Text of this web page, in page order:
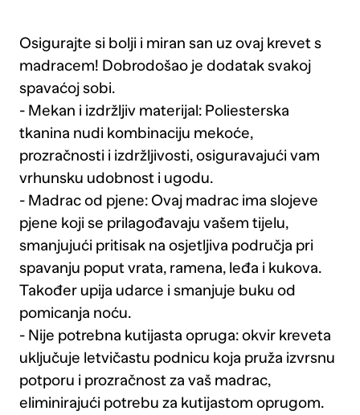
Osigurajte si bolji i miran san uz ovaj krevet s
madracem! Dobrodošao je dodatak svakoj
spavaćoj sobi.
- Mekan i izdržljiv materijal: Poliesterska
tkanina nudi kombinaciju mekoće,
prozračnosti i izdržljivosti, osiguravajući vam
vrhunsku udobnost i ugodu.
- Madrac od pjene: Ovaj madrac ima slojeve
pjene koji se prilagođavaju vašem tijelu,
smanjujući pritisak na osjetljiva područja pri
spavanju poput vrata, ramena, leđa i kukova.
Također upija udarce i smanjuje buku od
pomicanja noću.
- Nije potrebna kutijasta opruga: okvir kreveta
uključuje letvičastu podnicu koja pruža izvrsnu
potporu i prozračnost za vaš madrac,
eliminirajući potrebu za kutijastom oprugom.